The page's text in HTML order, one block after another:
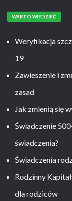
WARTO WIEDZIEĆ
Weryfikacja
19
Zawieszenie i
zasad
Jak zmienią się
Świadczenie
świadczenia?
Świadczenia
Rodzinny
dla rodziców